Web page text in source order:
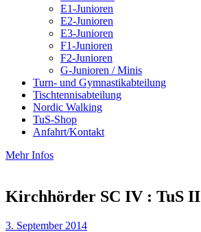
E1-Junioren
E2-Junioren
E3-Junioren
F1-Junioren
F2-Junioren
G-Junioren / Minis
Turn- und Gymnastikabteilung
Tischtennisabteilung
Nordic Walking
TuS-Shop
Anfahrt/Kontakt
Mehr Infos
Kirchhörder SC IV : TuS II
3. September 2014